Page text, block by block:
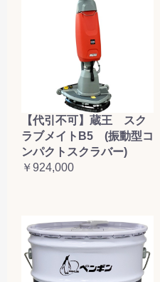
【代引不可】蔵王 スク
ラブメイトB5 (振動型コ
ンパクトスクラバー)
￥924,000